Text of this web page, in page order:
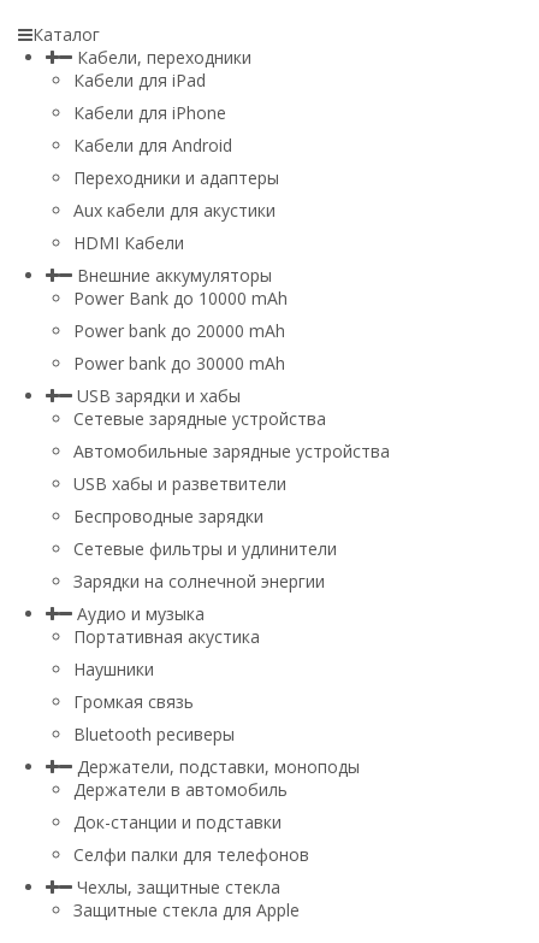
Каталог
Кабели, переходники
Кабели для iPad
Кабели для iPhone
Кабели для Android
Переходники и адаптеры
Aux кабели для акустики
HDMI Кабели
Внешние аккумуляторы
Power Bank до 10000 mAh
Power bank до 20000 mAh
Power bank до 30000 mAh
USB зарядки и хабы
Сетевые зарядные устройства
Автомобильные зарядные устройства
USB хабы и разветвители
Беспроводные зарядки
Сетевые фильтры и удлинители
Зарядки на солнечной энергии
Аудио и музыка
Портативная акустика
Наушники
Громкая связь
Bluetooth ресиверы
Держатели, подставки, моноподы
Держатели в автомобиль
Док-станции и подставки
Селфи палки для телефонов
Чехлы, защитные стекла
Защитные стекла для Apple